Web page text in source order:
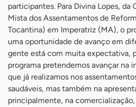
participantes. Para Divina Lopes, da
Mista dos Assentamentos de
Tocantina) em Imperatriz (MA), o
uma oportunidade de avanço em
gente está com muita expectativa,
programa pretendemos avançar na
que já realizamos nos
saudáveis, mas também na
principalmente, na